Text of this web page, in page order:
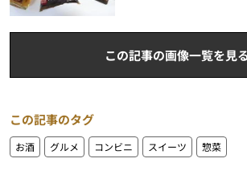
この記事の画像一覧を見
この記事のタグ
お酒 グルメ コンビニ スイーツ 惣菜